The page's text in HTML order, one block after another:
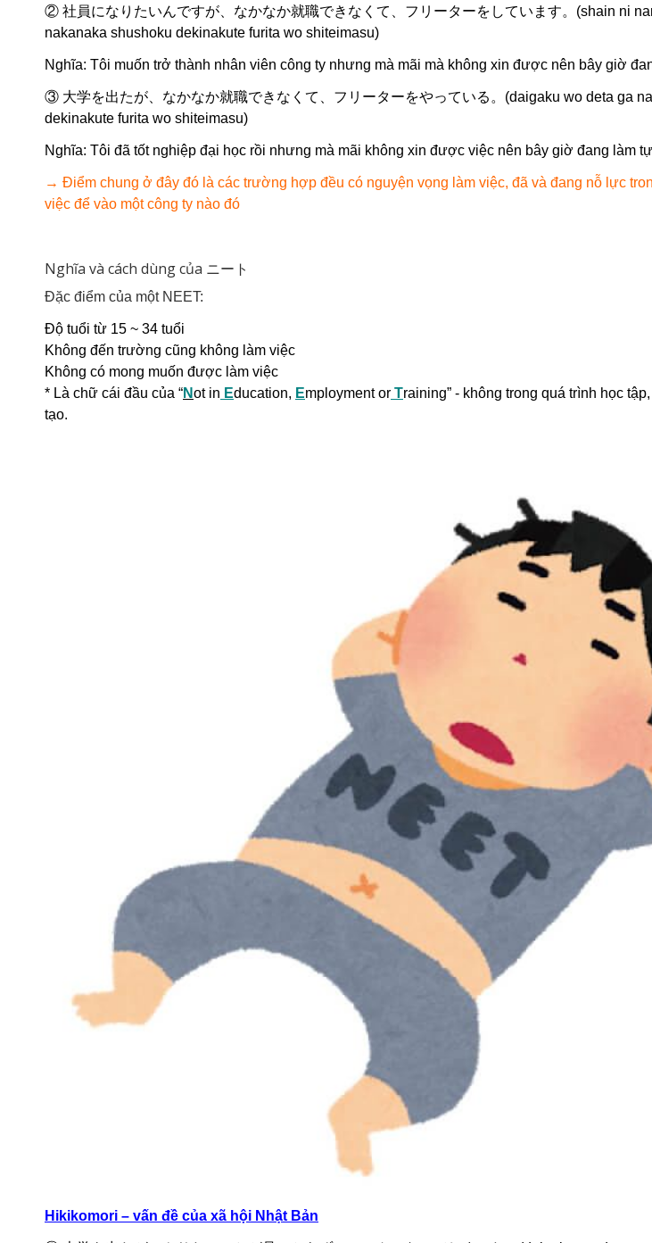
② 社員になりたいんですが、なかなか就職できなくて、フリーターをしています。(shain ni
nakanaka shushoku dekinakute furita wo shiteimasu)
Nghĩa: Tôi muốn trở thành nhân viên công ty nhưng mà mãi mà không xin được nên bây giờ
③ 大学を出たが、なかなか就職できなくて、フリーターをやっている。(daigaku wo deta ga
dekinakute furita wo shiteimasu)
Nghĩa: Tôi đã tốt nghiệp đại học rồi nhưng mà mãi không xin được việc nên bây giờ đang làm
→ Điểm chung ở đây đó là các trường hợp đều có nguyện vọng làm việc, đã và đang nỗ lực
việc để vào một công ty nào đó
Nghĩa và cách dùng của ニート
Đặc điểm của một NEET:
Độ tuổi từ 15 ~ 34 tuổi
Không đến trường cũng không làm việc
Không có mong muốn được làm việc
* Là chữ cái đầu của “Not in Education, Employment or Training” - không trong quá trình học
tạo.
Hikikomori – vấn đề của xã hội Nhật Bản